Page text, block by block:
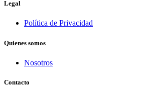
Legal
Política de Privacidad
Quienes somos
Nosotros
Contacto